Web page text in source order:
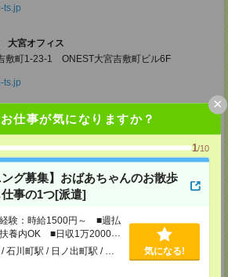
仕事が気になりますか？
1/10
ング募集】おばあちゃんのお散歩
事の1つ[派遣]
験：時給1500円～ ■週払
養内OK ■日収1万2000円
石川町駅 / 日ノ出町駅 / … 気になる!
×
ts.jp
大宮オフィス
敷町1-23-1 ONEST大宮吉敷町ビル6F
ts.jp
千葉オフィス
2-15-11 IMI千葉富士見ビル6F
ts.jp
柏オフィス
12関口ビル7F 705号室
ts.jp